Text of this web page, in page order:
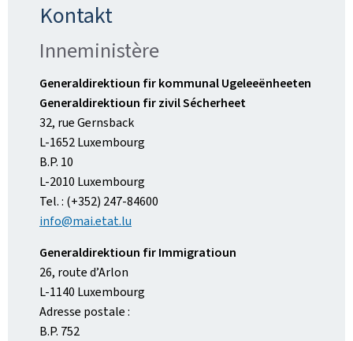
Kontakt
Inneministère
Generaldirektioun fir kommunal Ugeleeënheeten
Generaldirektioun fir zivil Sécherheet
32, rue Gernsback
L-1652 Luxembourg
B.P. 10
L-2010 Luxembourg
Tel. : (+352) 247-84600
info@mai.etat.lu
Generaldirektioun fir Immigratioun
26, route d’Arlon
L-1140 Luxembourg
Adresse postale :
B.P. 752